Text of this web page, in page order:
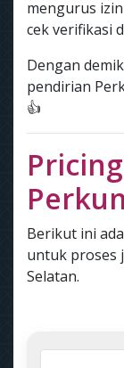
mengurus
cek verifikasi
Dengan
pendirian
👍
Berikut ini
untuk proses
Selatan.